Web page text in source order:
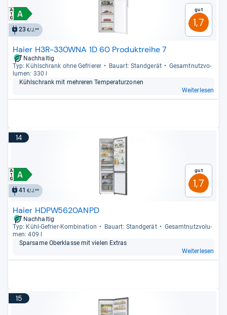
23 €/J.**
Gut
1,7
Haier H3R-330WNA 1D 60 Produktreihe 7
Nachhaltig
Typ: Kühl­schrank ohne Gefrie­rer
Bau­art: Stand­ge­rät
Gesamt­nutz­vo­
lu­men: 330 l
Kühl­schrank mit meh­re­ren Tem­pe­ra­tur­zo­nen
Weiterlesen
14
41 €/J.**
Gut
1,7
Haier HDPW5620ANPD
Nachhaltig
Typ: Kühl-​Gefrier-​Kom­bi­na­tion
Bau­art: Stand­ge­rät
Gesamt­nutz­vo­lu­
men: 409 l
Spar­same Ober­klasse mit vie­len Extras
Weiterlesen
15